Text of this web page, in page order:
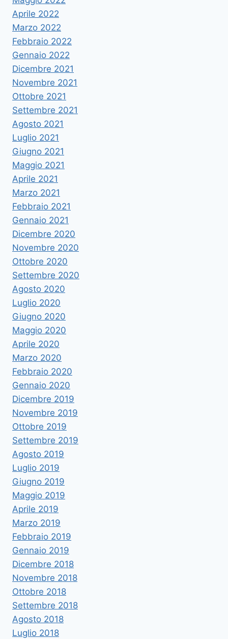
Aprile 2022
Marzo 2022
Febbraio 2022
Gennaio 2022
Dicembre 2021
Novembre 2021
Ottobre 2021
Settembre 2021
Agosto 2021
Luglio 2021
Giugno 2021
Maggio 2021
Aprile 2021
Marzo 2021
Febbraio 2021
Gennaio 2021
Dicembre 2020
Novembre 2020
Ottobre 2020
Settembre 2020
Agosto 2020
Luglio 2020
Giugno 2020
Maggio 2020
Aprile 2020
Marzo 2020
Febbraio 2020
Gennaio 2020
Dicembre 2019
Novembre 2019
Ottobre 2019
Settembre 2019
Agosto 2019
Luglio 2019
Giugno 2019
Maggio 2019
Aprile 2019
Marzo 2019
Febbraio 2019
Gennaio 2019
Dicembre 2018
Novembre 2018
Ottobre 2018
Settembre 2018
Agosto 2018
Luglio 2018